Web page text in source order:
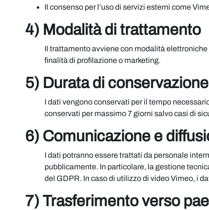
Il consenso per l’uso di servizi esterni come
4) Modalità di trattamento
Il trattamento avviene con modalità
finalità di profilazione o marketing.
5) Durata di conservazione
I dati vengono conservati per il tempo
conservati per massimo 7 giorni salvo casi di
6) Comunicazione e
I dati potranno essere trattati da personale
pubblicamente. In particolare, la gestione
del GDPR. In caso di utilizzo di video Vimeo, i
7) Trasferimento verso